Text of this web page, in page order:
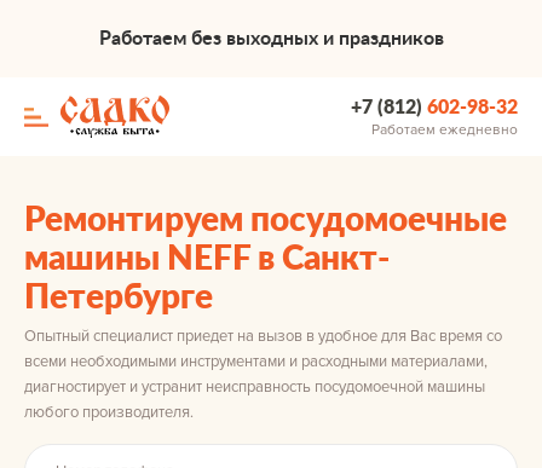
Работаем без выходных и праздников
+7 (812) 602-98-32
Работаем ежедневно
Ремонтируем посудомоечные
машины NEFF в Санкт-
Петербурге
Опытный специалист приедет на вызов в удобное для Вас время со
всеми необходимыми инструментами и расходными материалами,
диагностирует и устранит неисправность посудомоечной машины
любого производителя.